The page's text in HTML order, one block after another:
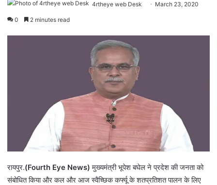
4rtheye web Desk March 23, 2020
0 2 minutes read
रायपुर.(Fourth Eye News) मुख्यमंत्री भूपेश बघेल ने प्रदेश की जनता को
संबोधित किया और कल और आज स्वैच्छिक कर्फ्यू के शतप्रतिशत पालन के लिए